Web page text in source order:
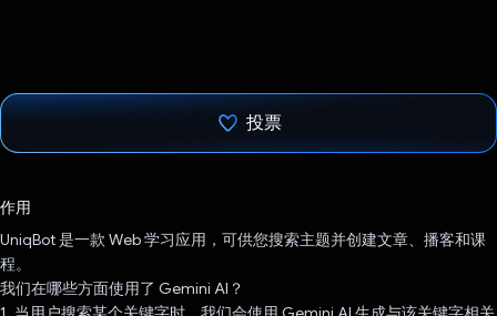
投票
作用
UniqBot 是一款 Web 学习应用，可供您搜索主题并创建文章、播客和课
程。
我们在哪些方面使用了 Gemini AI？